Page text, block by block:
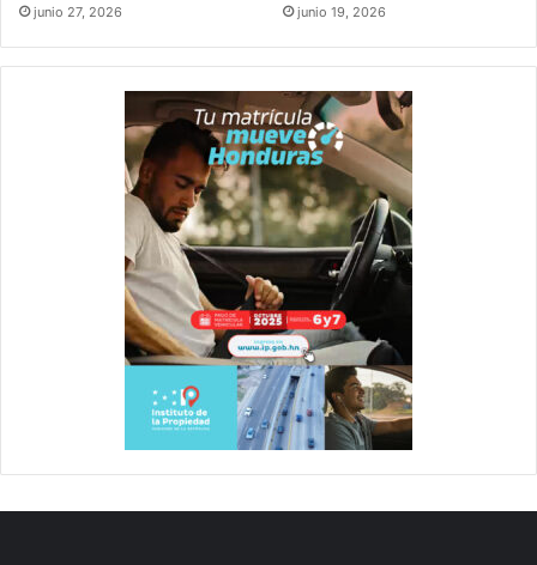
junio 27, 2026 junio 19, 2026